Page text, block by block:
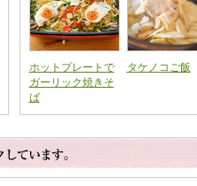
ホットプレートで
ガーリック焼きそ
ば
タケノコご飯